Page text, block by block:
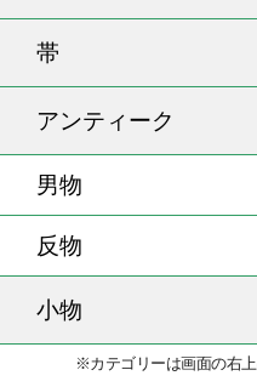
帯
アンティーク
男物
反物
小物
※カテゴリーは画面の右上